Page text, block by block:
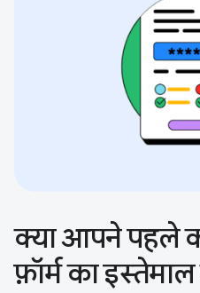
क्या आपने पहले
फ़ॉर्म का